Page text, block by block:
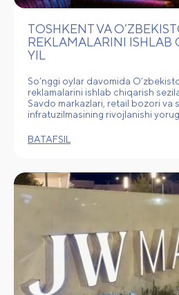
TOSHKENT VA
REKLAMALARINI ISHLAB
YIL
So‘nggi oylar davomida
reklamalarini ishlab chiqarish
Savdo markazlari, retail bozori va
infratuzilmasining rivojlanishi
BATAFSIL